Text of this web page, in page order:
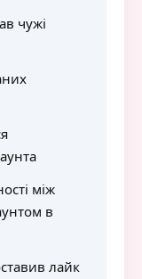
чужі
між
в
лайк